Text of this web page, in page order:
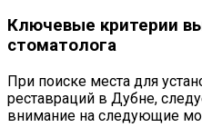
Ключевые критерии
стоматолога
При поиске места для
реставраций в Дубне,
внимание на следующие